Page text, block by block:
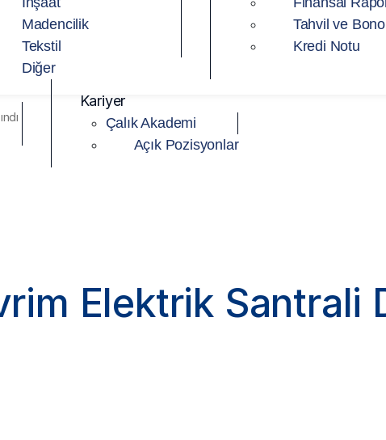
Madencilik
Tekstil
Diğer
Tahvil ve
Kredi Notu
Kariyer
Çalık Akademi
Açık Pozisyonlar
Elektrik Santrali